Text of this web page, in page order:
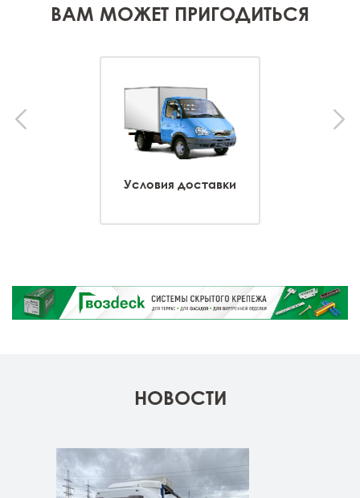
ВАМ МОЖЕТ ПРИГОДИТЬСЯ
Условия доставки
НОВОСТИ